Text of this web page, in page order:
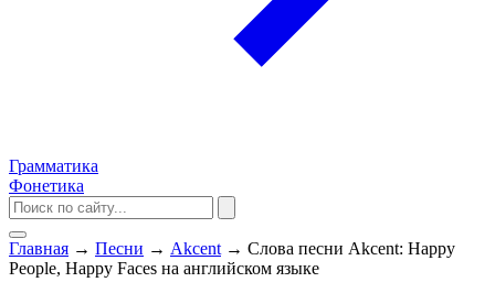
Грамматика
Фонетика
Главная → Песни → Akcent → Слова песни Akcent: Happy
People, Happy Faces на английском языке